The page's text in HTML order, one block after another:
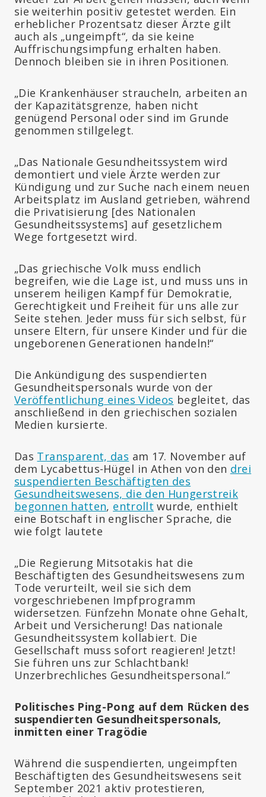
sie weiterhin positiv getestet werden. Ein
erheblicher Prozentsatz dieser Ärzte gilt
auch als „ungeimpft“, da sie keine
Auffrischungsimpfung erhalten haben.
Dennoch bleiben sie in ihren Positionen.
„Die Krankenhäuser straucheln, arbeiten an
der Kapazitätsgrenze, haben nicht
genügend Personal oder sind im Grunde
genommen stillgelegt.
„Das Nationale Gesundheitssystem wird
demontiert und viele Ärzte werden zur
Kündigung und zur Suche nach einem neuen
Arbeitsplatz im Ausland getrieben, während
die Privatisierung [des Nationalen
Gesundheitssystems] auf gesetzlichem
Wege fortgesetzt wird.
„Das griechische Volk muss endlich
begreifen, wie die Lage ist, und muss uns in
unserem heiligen Kampf für Demokratie,
Gerechtigkeit und Freiheit für uns alle zur
Seite stehen. Jeder muss für sich selbst, für
unsere Eltern, für unsere Kinder und für die
ungeborenen Generationen handeln!“
Die Ankündigung des suspendierten
Gesundheitspersonals wurde von der
Veröffentlichung eines Videos begleitet, das
anschließend in den griechischen sozialen
Medien kursierte.
Das Transparent, das am 17. November auf
dem Lycabettus-Hügel in Athen von den drei
suspendierten Beschäftigten des
Gesundheitswesens, die den Hungerstreik
begonnen hatten, entrollt wurde, enthielt
eine Botschaft in englischer Sprache, die
wie folgt lautete
„Die Regierung Mitsotakis hat die
Beschäftigten des Gesundheitswesens zum
Tode verurteilt, weil sie sich dem
vorgeschriebenen Impfprogramm
widersetzen. Fünfzehn Monate ohne Gehalt,
Arbeit und Versicherung! Das nationale
Gesundheitssystem kollabiert. Die
Gesellschaft muss sofort reagieren! Jetzt!
Sie führen uns zur Schlachtbank!
Unzerbrechliches Gesundheitspersonal.“
Politisches Ping-Pong auf dem Rücken des
suspendierten Gesundheitspersonals,
inmitten einer Tragödie
Während die suspendierten, ungeimpften
Beschäftigten des Gesundheitswesens seit
September 2021 aktiv protestieren,